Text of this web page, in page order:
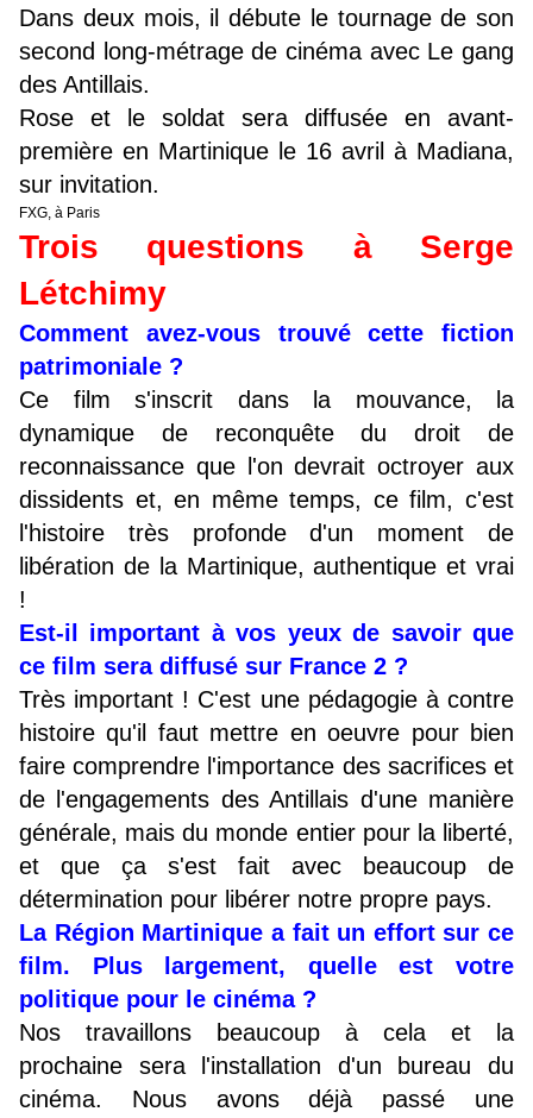
Dans deux mois, il débute le tournage de son
second long-métrage de cinéma avec Le gang
des Antillais.
Rose et le soldat sera diffusée en avant-
première en Martinique le 16 avril à Madiana,
sur invitation.
FXG, à Paris
Trois questions à Serge
Létchimy
Comment avez-vous trouvé cette fiction
patrimoniale ?
Ce film s'inscrit dans la mouvance, la
dynamique de reconquête du droit de
reconnaissance que l'on devrait octroyer aux
dissidents et, en même temps, ce film, c'est
l'histoire très profonde d'un moment de
libération de la Martinique, authentique et vrai
!
Est-il important à vos yeux de savoir que
ce film sera diffusé sur France 2 ?
Très important ! C'est une pédagogie à contre
histoire qu'il faut mettre en oeuvre pour bien
faire comprendre l'importance des sacrifices et
de l'engagements des Antillais d'une manière
générale, mais du monde entier pour la liberté,
et que ça s'est fait avec beaucoup de
détermination pour libérer notre propre pays.
La Région Martinique a fait un effort sur ce
film. Plus largement, quelle est votre
politique pour le cinéma ?
Nos travaillons beaucoup à cela et la
prochaine sera l'installation d'un bureau du
cinéma. Nous avons déjà passé une